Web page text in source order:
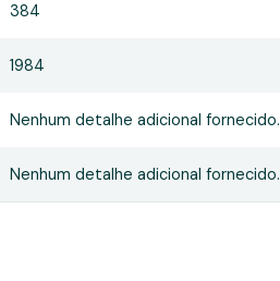
384
1984
Nenhum detalhe adicional fornecido.
Nenhum detalhe adicional fornecido.